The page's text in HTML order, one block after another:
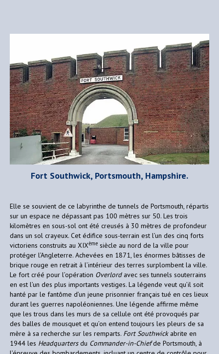
Fort Southwick, Portsmouth, Hampshire.
Elle se souvient de ce labyrinthe de tunnels de Portsmouth, répartis
sur un espace ne dépassant pas 100 mètres sur 50. Les trois
kilomètres en sous-sol ont été creusés à 30 mètres de profondeur
dans un sol crayeux. Cet édifice sous-terrain est l’un des cinq forts
victoriens construits au XIXème siècle au nord de la ville pour
protéger l’Angleterre. Achevées en 1871, les énormes bâtisses de
brique rouge en retrait à l’intérieur des terres surplombent la ville.
Le fort créé pour l’opération Overlordavec ses tunnels souterrains
en est l’un des plus importants vestiges. La légende veut qu’il soit
hanté par le fantôme d’un jeune prisonnier français tué en ces lieux
durant les guerres napoléoniennes. Une légende affirme même
que les trous dans les murs de sa cellule ont été provoqués par
des balles de mousquet et qu’on entend toujours les pleurs de sa
mère à sa recherche sur les remparts. Fort Southwickabrite en
1944 les Headquartersdu Commander-in-Chiefde Portsmouth, à